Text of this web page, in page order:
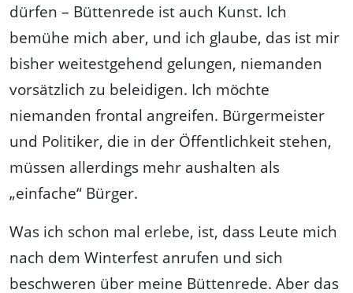
dürfen – Büttenrede ist auch Kunst. Ich
bemühe mich aber, und ich glaube, das ist mir
bisher weitestgehend gelungen, niemanden
vorsätzlich zu beleidigen. Ich möchte
niemanden frontal angreifen. Bürgermeister
und Politiker, die in der Öffentlichkeit stehen,
müssen allerdings mehr aushalten als
„einfache“ Bürger.
Was ich schon mal erlebe, ist, dass Leute mich
nach dem Winterfest anrufen und sich
beschweren über meine Büttenrede. Aber das